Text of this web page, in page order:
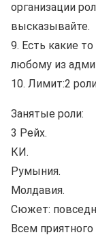
организации
высказывайте.
9. Есть какие
любому из
10. Лимит:2
Занятые роли:
3 Рейх.
КИ.
Румыния.
Молдавия.
Сюжет:
Всем